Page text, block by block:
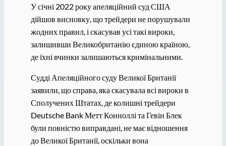
У січні 2022 року апеляційний суд США
дійшов висновку, що трейдери не порушували
жодних правил, і скасував усі такі вироки,
залишивши Великобританію єдиною країною,
де їхні вчинки залишаються кримінальними.
Судді Апеляційного суду Великої Британії
заявили, що справа, яка скасувала всі вироки в
Сполучених Штатах, де колишні трейдери
Deutsche Bank Метт Конноллі та Гевін Блек
були повністю виправдані, не має відношення
до Великої Британії, оскільки вона